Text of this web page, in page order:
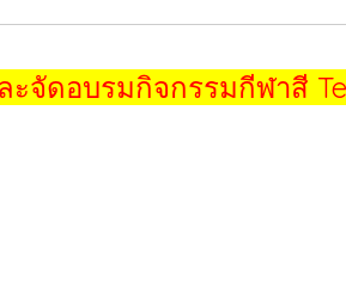
จัดอบรมกิจกรรมกีฬาสี